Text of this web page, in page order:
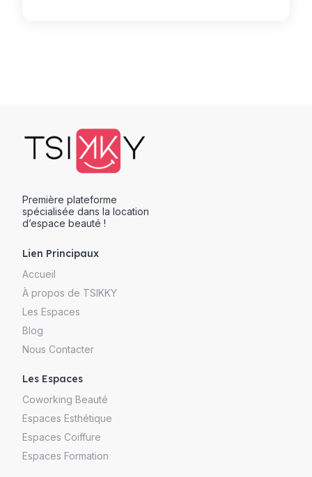
Première plateforme
spécialisée dans la location
d’espace beauté !
Lien Principaux
Accueil
À propos de TSIKKY
Les Espaces
Blog
Nous Contacter
Les Espaces
Coworking Beauté
Espaces Esthétique
Espaces Coiffure
Espaces Formation